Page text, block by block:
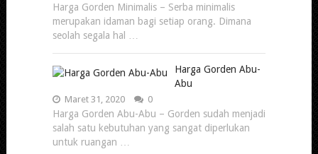
Harga Gorden Minimalis – Serba minimalis
merupakan idaman bagi setiap orang. Dimana
seolah segala hal …
Harga Gorden Abu-
Abu
Maret 31, 2020 0
Harga Gorden Abu-Abu – Gorden sudah menjadi
salah satu kebutuhan yang sangat diperlukan
untuk ruangan …